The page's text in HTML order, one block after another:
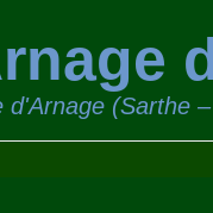
d'Arnage (Sarthe